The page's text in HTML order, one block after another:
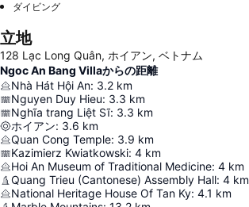
ダイビング
立地
128 Lạc Long Quân, ホイアン, ベトナム
Ngoc An Bang Villaからの距離
Nhà Hát Hội An: 3.2 km
Nguyen Duy Hieu: 3.3 km
Nghĩa trang Liệt Sĩ: 3.3 km
ホイアン: 3.6 km
Quan Cong Temple: 3.9 km
Kazimierz Kwiatkowski: 4 km
Hoi An Museum of Traditional Medicine: 4 km
Quang Trieu (Cantonese) Assembly Hall: 4 km
National Heritage House Of Tan Ky: 4.1 km